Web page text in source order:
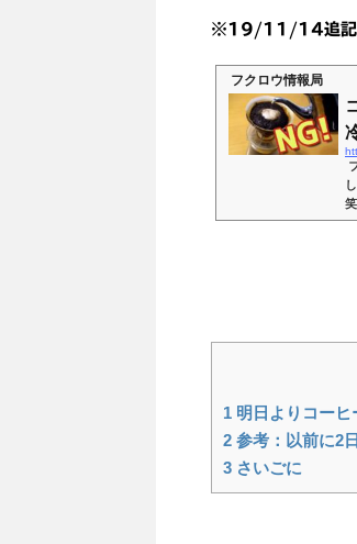
※19/11/14追記：
フクロウ情報局
1 明日よりコー
2 参考：以前に2
3 さいごに